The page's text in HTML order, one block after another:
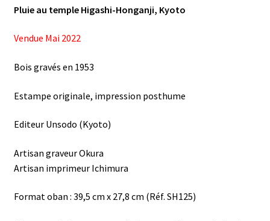
Pluie au temple Higashi-Honganji, Kyoto
Vendue Mai 2022
Bois gravés en 1953
Estampe originale, impression posthume
Editeur Unsodo (Kyoto)
Artisan graveur Okura
Artisan imprimeur Ichimura
Format oban : 39,5 cm x 27,8 cm (Réf. SH125)